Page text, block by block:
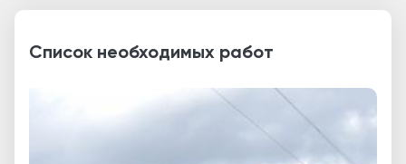
Список необходимых работ